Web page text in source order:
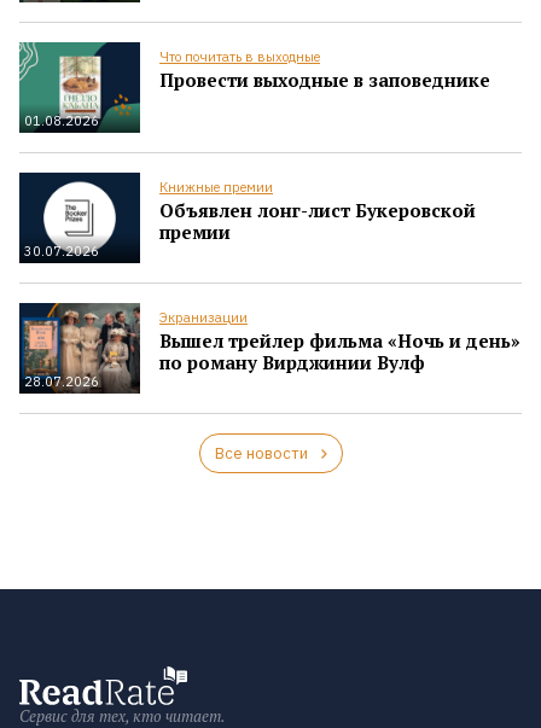
01.08.2026
Что почитать в выходные
Провести выходные в заповеднике
30.07.2026
Книжные премии
Объявлен лонг-лист Букеровской
премии
28.07.2026
Экранизации
Вышел трейлер фильма «Ночь и день»
по роману Вирджинии Вулф
Все новости
Сервис для тех, кто читает.